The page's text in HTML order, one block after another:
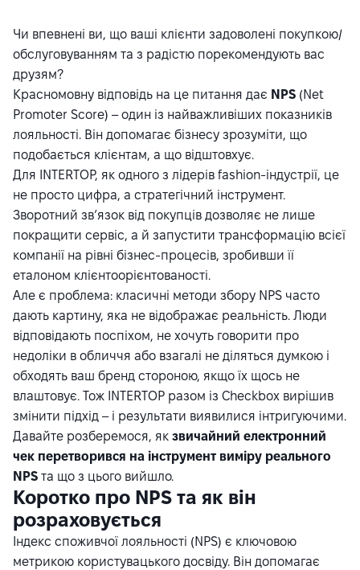
Чи впевнені ви, що ваші клієнти задоволені покупкою/
обслуговуванням та з радістю порекомендують вас
друзям?
Красномовну відповідь на це питання дає NPS (Net
Promoter Score) – один із найважливіших показників
лояльності. Він допомагає бізнесу зрозуміти, що
подобається клієнтам, а що відштовхує.
Для INTERTOP, як одного з лідерів fashion-індустрії, це
не просто цифра, а стратегічний інструмент.
Зворотний зв’язок від покупців дозволяє не лише
покращити сервіс, а й запустити трансформацію всієї
компанії на рівні бізнес-процесів, зробивши її
еталоном клієнтоорієнтованості.
Але є проблема: класичні методи збору NPS часто
дають картину, яка не відображає реальність. Люди
відповідають поспіхом, не хочуть говорити про
недоліки в обличчя або взагалі не діляться думкою і
обходять ваш бренд стороною, якщо їх щось не
влаштовує. Тож INTERTOP разом із Checkbox вирішив
змінити підхід – і результати виявилися інтригуючими.
Давайте розберемося, як звичайний електронний
чек перетворився на інструмент виміру реального
NPS та що з цього вийшло.
Коротко про NPS та як він
розраховується
Індекс споживчої лояльності (NPS) є ключовою
метрикою користувацького досвіду. Він допомагає